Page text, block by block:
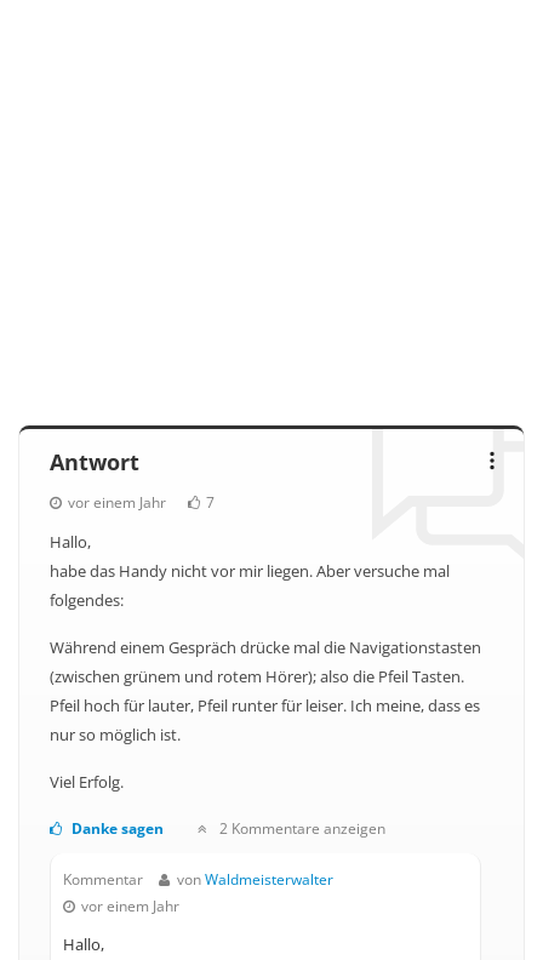
Antwort
vor einem Jahr 7
Hallo,
habe das Handy nicht vor mir liegen. Aber versuche mal
folgendes:
Während einem Gespräch drücke mal die Navigationstasten
(zwischen grünem und rotem Hörer); also die Pfeil Tasten.
Pfeil hoch für lauter, Pfeil runter für leiser. Ich meine, dass es
nur so möglich ist.
Viel Erfolg.
Danke sagen 2 Kommentare anzeigen
Kommentar vonWaldmeisterwalter
vor einem Jahr
Hallo,